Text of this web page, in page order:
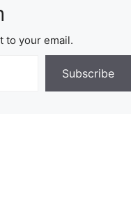
to your email.
Subscribe